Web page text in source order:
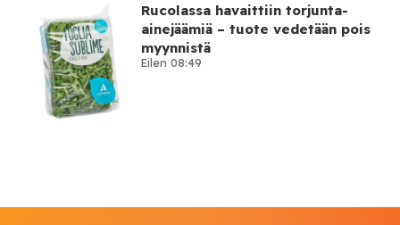
Rucolassa havaittiin torjunta-
ainejäämiä – tuote vedetään pois
myynnistä
Eilen 08:49